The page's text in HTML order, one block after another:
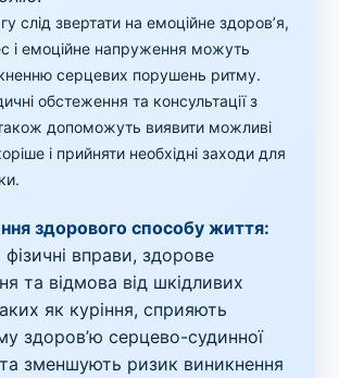
слід звертати на емоційне здоров’я,
і емоційне напруження можуть
серцевих порушень ритму.
обстеження та консультації з
допоможуть виявити можливі
і прийняти необхідні заходи для
здорового способу життя:
фізичні вправи, здорове
та відмова від шкідливих
як куріння, сприяють
здоров’ю серцево-судинної
зменшують ризик виникнення